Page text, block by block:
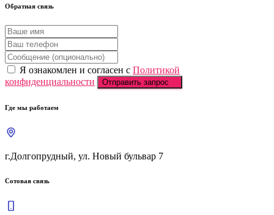
Обратная связь
Я ознакомлен и согласен с Политикой
конфиденциальности
Отправить запрос
Где мы работаем
г.Долгопрудный, ул. Новый бульвар 7
Сотовая связь